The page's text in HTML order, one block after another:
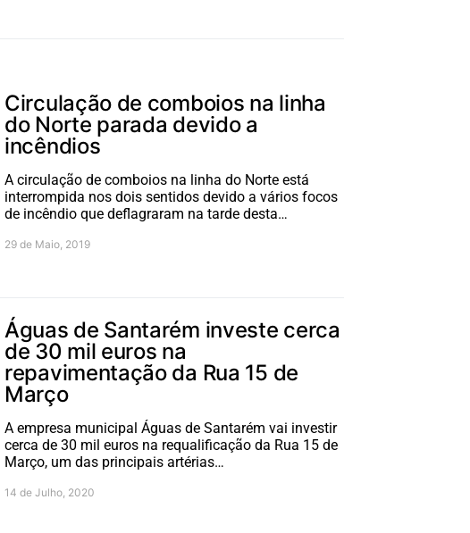
Circulação de comboios na linha
do Norte parada devido a
incêndios
A circulação de comboios na linha do Norte está
interrompida nos dois sentidos devido a vários focos
de incêndio que deflagraram na tarde desta…
29 de Maio, 2019
Águas de Santarém investe cerca
de 30 mil euros na
repavimentação da Rua 15 de
Março
A empresa municipal Águas de Santarém vai investir
cerca de 30 mil euros na requalificação da Rua 15 de
Março, um das principais artérias…
14 de Julho, 2020